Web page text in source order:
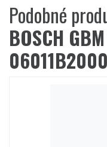
Podobné
BOSCH
06011B2000